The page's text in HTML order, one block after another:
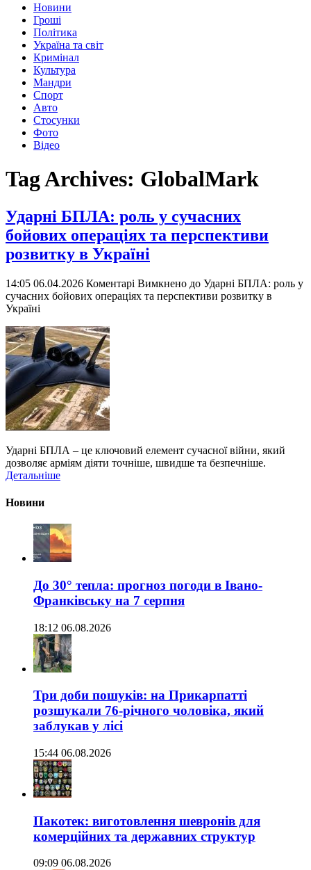
Новини
Гроші
Політика
Україна та світ
Кримінал
Культура
Мандри
Спорт
Авто
Стосунки
Фото
Відео
Tag Archives: GlobalMark
Ударні БПЛА: роль у сучасних
бойових операціях та перспективи
розвитку в Україні
14:05 06.04.2026 Коментарі Вимкнено до Ударні БПЛА: роль у
сучасних бойових операціях та перспективи розвитку в
Україні
Ударні БПЛА – це ключовий елемент сучасної війни, який
дозволяє арміям діяти точніше, швидше та безпечніше.
Детальніше
Новини
До 30° тепла: прогноз погоди в Івано-
Франківську на 7 серпня
18:12 06.08.2026
Три доби пошуків: на Прикарпатті
розшукали 76-річного чоловіка, який
заблукав у лісі
15:44 06.08.2026
Пакотек: виготовлення шевронів для
комерційних та державних структур
09:09 06.08.2026